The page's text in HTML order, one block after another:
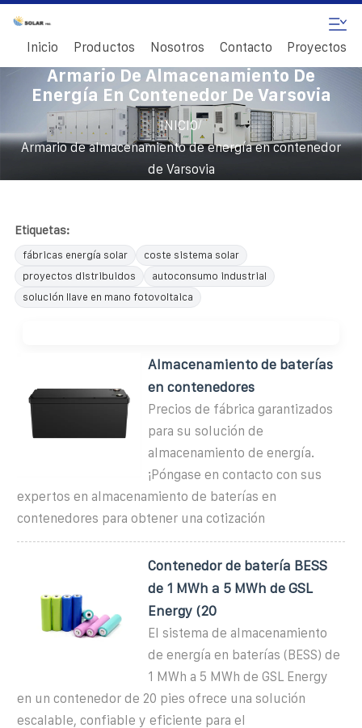
Inicio Productos Nosotros Contacto Proyectos
Armario De Almacenamiento De
Energía En Contenedor De Varsovia
INICIO/
Armario de almacenamiento de energía en contenedor
de Varsovia
Etiquetas:
fábricas energía solar
coste sistema solar
proyectos distribuidos
autoconsumo industrial
solución llave en mano fotovoltaica
Almacenamiento de baterías
en contenedores
Precios de fábrica garantizados
para su solución de
almacenamiento de energía.
¡Póngase en contacto con sus
expertos en almacenamiento de baterías en
contenedores para obtener una cotización
Contenedor de batería BESS
de 1 MWh a 5 MWh de GSL
Energy (20
El sistema de almacenamiento
de energía en baterías (BESS) de
1 MWh a 5 MWh de GSL Energy
en un contenedor de 20 pies ofrece una solución
escalable, confiable y eficiente para el